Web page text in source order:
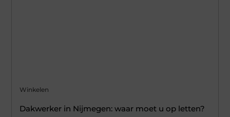
Winkelen
Dakwerker in Nijmegen: waar moet u op letten?